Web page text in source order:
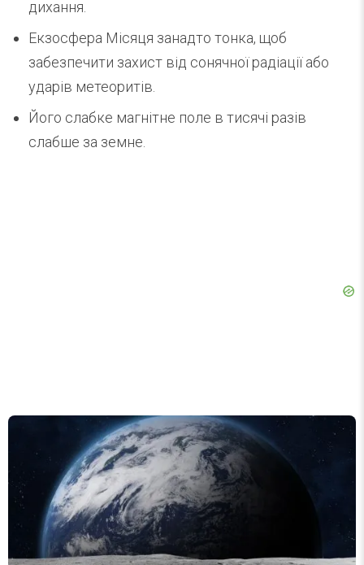
дихання.
Екзосфера Місяця занадто тонка, щоб
забезпечити захист від сонячної радіації або
ударів метеоритів.
Його слабке магнітне поле в тисячі разів
слабше за земне.